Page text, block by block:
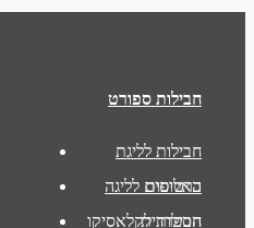
חבילות ספורט
חבילות לליגת
האלופות
כרטיסים לליגה
הספרדית
חבילות לקלאסיקו